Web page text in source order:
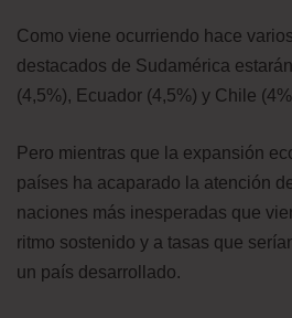
Como viene ocurriendo hace
destacados de Sudamérica
(4,5%), Ecuador (4,5%) y Chile
Pero mientras que la expansión
países ha acaparado la atención
naciones más inesperadas que
ritmo sostenido y a tasas que
un país desarrollado.